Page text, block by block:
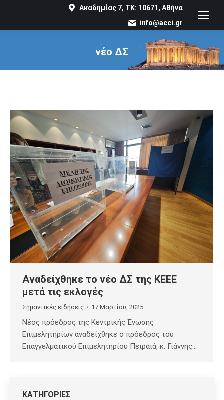
Ακαδημίας 7, ΤΚ: 10671, Αθήνα
info@acci.gr
νέο ΔΣ
You are here:
Αναδείχθηκε τo νέο ΔΣ της ΚΕΕΕ
μετά τις εκλογές
Σημαντικές ειδήσεις 17 Μαρτίου, 2025
Nέος πρόεδρος της Κεντρικής Ένωσης
Επιμελητηρίων αναδείχθηκε ο πρόεδρος του
Επαγγελματικού Επιμελητηρίου Πειραιά, κ. Γιάννης…
ΚΑΤΗΓΟΡΙΕΣ